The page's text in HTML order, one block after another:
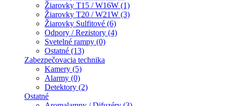
Žiarovky T15 / W16W (1)
Žiarovky T20 / W21W (3)
Žiarovky Sulfitové (6)
Odpory / Rezistory (4)
Svetelné rampy (0)
Ostatné (13)
Zabezpečovacia technika
Kamery (5)
Alarmy (0)
Detektory (2)
Ostatné